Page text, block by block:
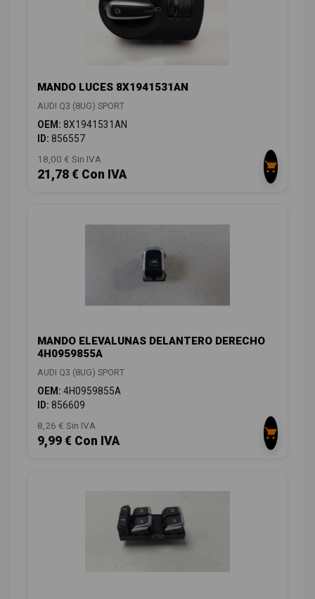
MANDO LUCES 8X1941531AN
AUDI Q3 (8UG) SPORT
OEM: 8X1941531AN
ID: 856557
18,00 € Sin IVA
21,78 € Con IVA
MANDO ELEVALUNAS DELANTERO DERECHO
4H0959855A
AUDI Q3 (8UG) SPORT
OEM: 4H0959855A
ID: 856609
8,26 € Sin IVA
9,99 € Con IVA